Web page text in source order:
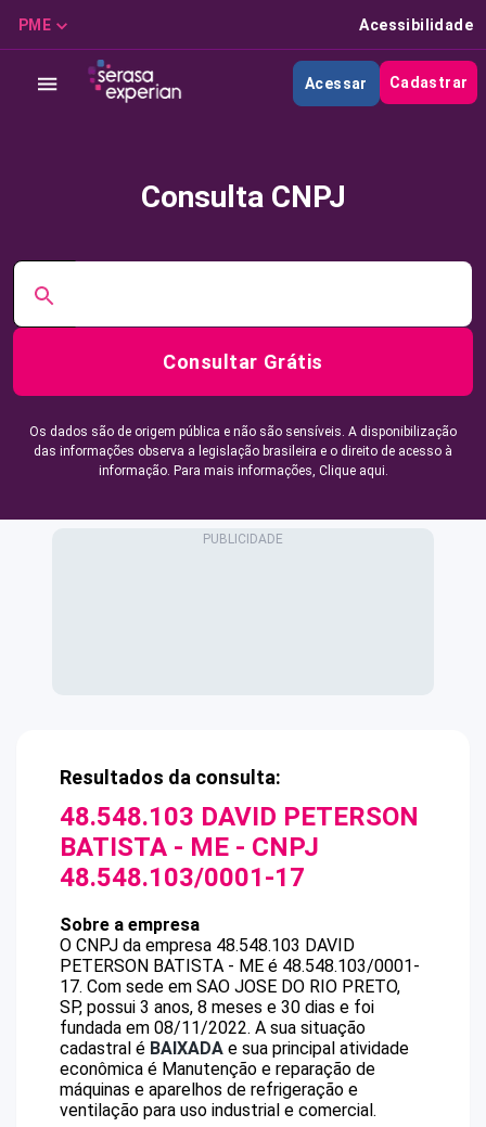
PME Acessibilidade
Acessar Cadastrar
Consulta CNPJ
Consultar Grátis
Os dados são de origem pública e não são sensíveis. A disponibilização
das informações observa a legislação brasileira e o direito de acesso à
informação. Para mais informações, Clique aqui.
Resultados da consulta:
48.548.103 DAVID PETERSON
BATISTA - ME - CNPJ
48.548.103/0001-17
Sobre a empresa
O CNPJ da empresa 48.548.103 DAVID
PETERSON BATISTA - ME é 48.548.103/0001-
17. Com sede em SAO JOSE DO RIO PRETO,
SP, possui 3 anos, 8 meses e 30 dias e foi
fundada em 08/11/2022. A sua situação
cadastral é BAIXADA e sua principal atividade
econômica é Manutenção e reparação de
máquinas e aparelhos de refrigeração e
ventilação para uso industrial e comercial.